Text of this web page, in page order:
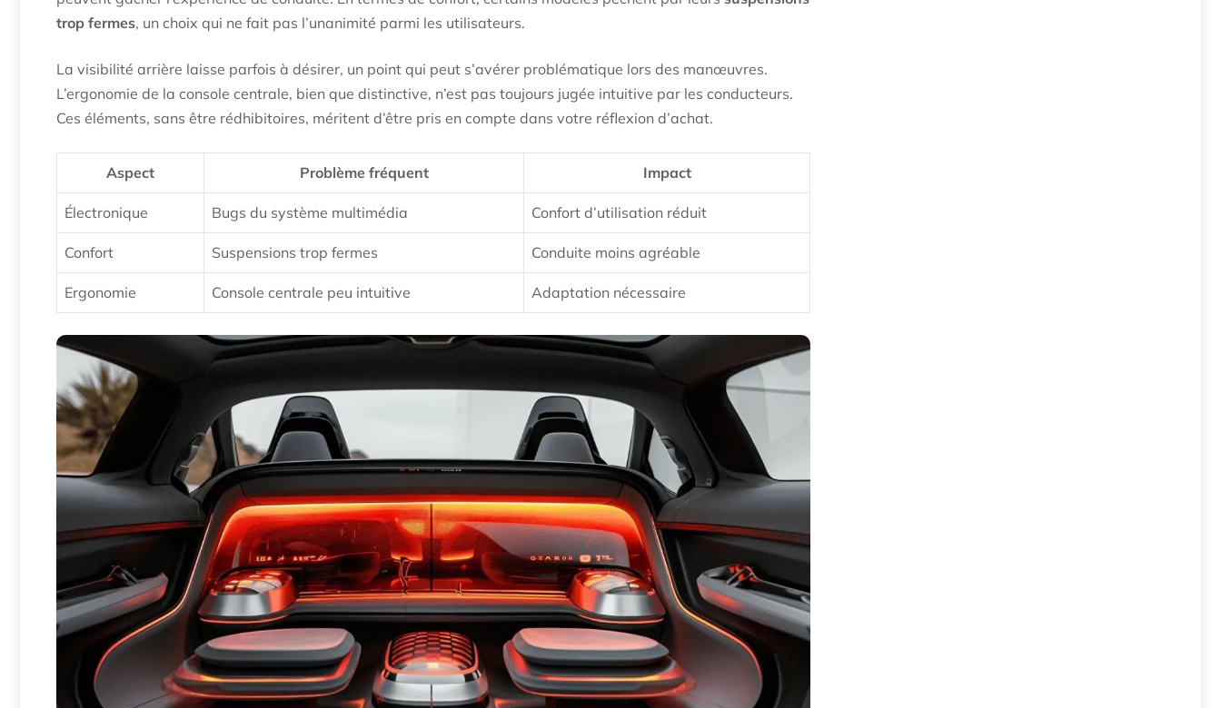
trop fermes, un choix qui ne fait pas l’unanimité parmi les utilisateurs.
La visibilité arrière laisse parfois à désirer, un point qui peut s’avérer problématique lors des manœuvres.
L’ergonomie de la console centrale, bien que distinctive, n’est pas toujours jugée intuitive par les conducteurs.
Ces éléments, sans être rédhibitoires, méritent d’être pris en compte dans votre réflexion d’achat.
Aspect Problème fréquent Impact
Électronique Bugs du système multimédia Confort d’utilisation réduit
Confort Suspensions trop fermes Conduite moins agréable
Ergonomie Console centrale peu intuitive Adaptation nécessaire